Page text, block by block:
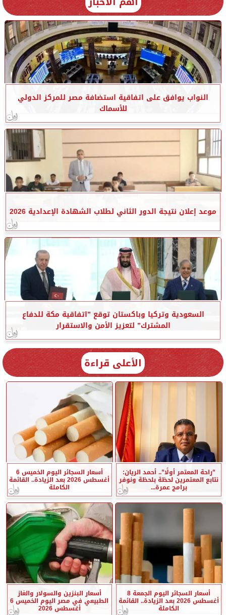
النواب يوافق على اتفاقية استضافة مصر للمركز الدولي
للأسماك
موعد إعلان نتيجة الدور الثاني لطلاب الشهادة الإعدادية 2026
السعودية وتركيا وباكستان توقع ”اتفاقية مكة للدفاع
المشترك” لتعزيز الأمن والاستقرار
الأعلى قراءة
”راحة المعتمر أولًا”.. أحمد الريان:
نتابع المعتمرين لحظة بلحظة ونوفر
برامج عمرة...
أسعار السجائر اليوم الخميس 6
أغسطس 2026 بعد الزيادة.. القائمة
الكاملة
أسعار السجائر اليوم الجمعة 8
أغسطس 2026 بعد الزيادة.. القائمة
الكاملة
أسعار البنزين والسولار والغاز
الطبيعي في مصر اليوم الخميس 6
أغسطس 2026